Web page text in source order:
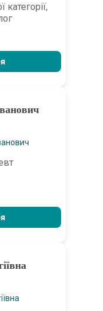
категорії,